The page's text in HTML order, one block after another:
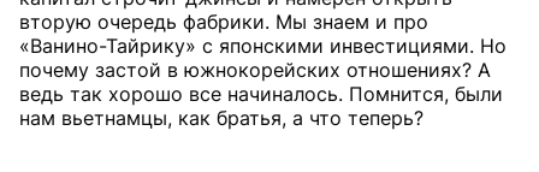
вторую очередь фабрики. Мы знаем и про
«Ванино-Тайрику» с японскими инвестициями. Но
почему застой в южнокорейских отношениях? А
ведь так хорошо все начиналось. Помнится, были
нам вьетнамцы, как братья, а что теперь?